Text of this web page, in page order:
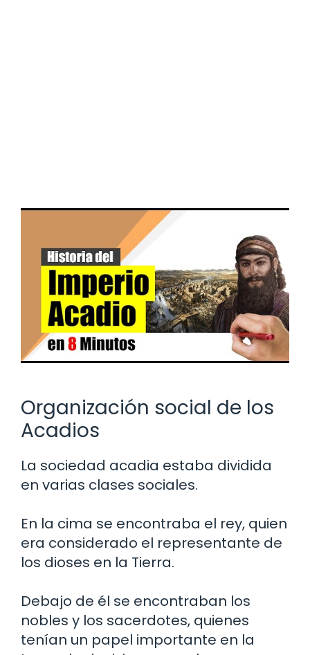
Organización social de los
Acadios
La sociedad acadia estaba dividida
en varias clases sociales.
En la cima se encontraba el rey, quien
era considerado el representante de
los dioses en la Tierra.
Debajo de él se encontraban los
nobles y los sacerdotes, quienes
tenían un papel importante en la